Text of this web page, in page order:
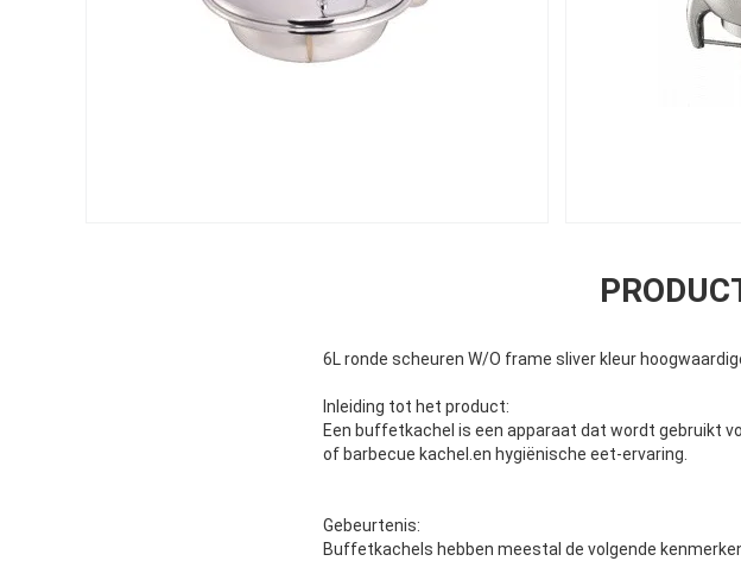
6L ronde scheuren W/O frame sliver kleur
Inleiding tot het product:
Een buffetkachel is een apparaat dat wordt gebruikt
of barbecue kachel.en hygiënische eet-ervaring.
Gebeurtenis:
Buffetkachels hebben meestal de volgende